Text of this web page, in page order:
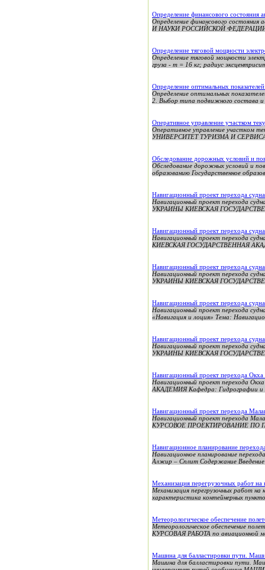
Определение финансового состояния
Определение финансового
И НАУКИ РОССИЙСКОЙ
Определение тяговой мощности
Определение тяговой мощности
груза - m = 16 кг; радиус
Определение оптимальных
Определение оптимальных
2. Выбор типа подвижного состава и
Оперативное управление участком
Оперативное управление
УНИВЕРСИТЕТ ТУРИЗМА И СЕРВИСА»
Обследование дорожных условий и
Обследование дорожных условий и
образованию Государственное
Навигационный проект перехода
Навигационный проект перехода
УКРАИНЫ КИЕВСКАЯ
Навигационный проект перехода
Навигационный проект перехода
КИЕВСКАЯ ГОСУДАРСТВЕННАЯ
Навигационный проект перехода
Навигационный проект перехода
УКРАИНЫ КИЕВСКАЯ
Навигационный проект перехода
Навигационный проект перехода
«Навигация и лоция» Тема:
Навигационный проект перехода
Навигационный проект перехода
УКРАИНЫ КИЕВСКАЯ
Навигационный проект перехода Окха
Навигационный проект
АКАДЕМИЯ Кафедра: Гидрографии и
Навигационный проект перехода
Навигационный проект перехода
КУРСОВОЕ ПРОЕКТИРОВАНИЕ ПО
Навигационное планирование
Навигационное планирование
Алжир – Сплит Содержание Введение
Механизация перегрузочных работ на
Механизация перегрузочных работ
характеристика контейнерных
Метеорологическое обеспечение
Метеорологическое обеспечение
КУРСОВАЯ РАБОТА по авиационной
Машина для балластировки пути.
Машина для балластировки пути.